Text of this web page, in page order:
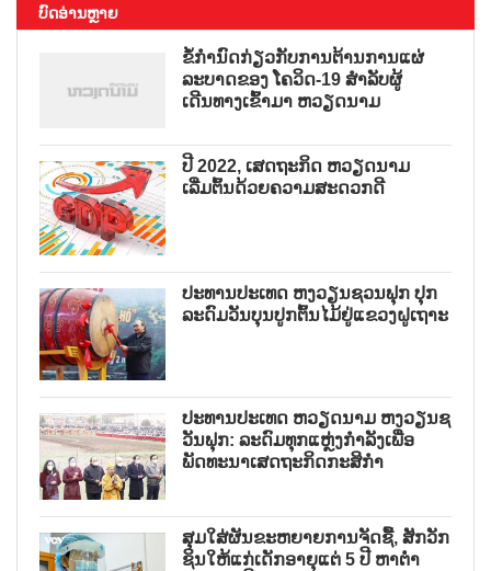
ບົດອ່ານຫຼາຍ
ຂໍ້ກຳນົດກ່ຽວກັບການຕ້ານການແຜ່
ລະບາດຂອງ ໂຄວິດ-19 ສຳລັບຜູ້
ເດີນທາງເຂົ້າມາ ຫວຽດນາມ
ປີ 2022, ເສດຖະກິດ ຫວຽດນາມ
ເລີ່ມຕົ້ນດ້ວຍຄວາມສະດວກດີ
ປະທານປະເທດ ຫງວຽນຊວນຟຸກ ປຸກ
ລະດົມວັນບຸນປູກຕົ້ນໄມ້ຢູ່ແຂວງຝູເຖາະ
ປະທານປະເທດ ຫວຽດນາມ ຫງວຽນຊ
ວັນຟຸກ: ລະດົມທຸກແຫຼ່ງກຳລັງເພື່ອ
ພັດທະນາເສດຖະກິດກະສິກຳ
ສຸມໃສ່ຜັນຂະຫຍາຍການຈັດຊື້, ສັກວັກ
ຊິນໃຫ້ແກ່ເດັກອາຍຸແຕ່ 5 ປີ ຫາຕ່ຳ